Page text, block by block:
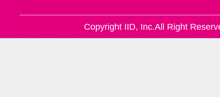
Copyright IID, Inc.All Right